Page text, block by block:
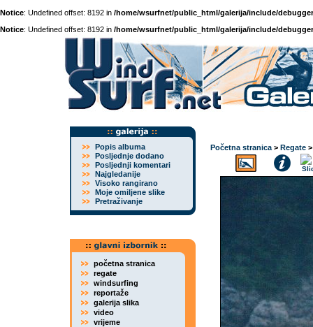
Notice: Undefined offset: 8192 in /home/wsurfnet/public_html/galerija/include/
Notice: Undefined offset: 8192 in /home/wsurfnet/public_html/galerija/include/
Popis albuma
Posljednje dodano
Posljednji komentari
Najgledanije
Visoko rangirano
Moje omiljene slike
Pretraživanje
početna stranica
regate
windsurfing
reportaže
galerija slika
video
vrijeme
Početna stranica > Regate